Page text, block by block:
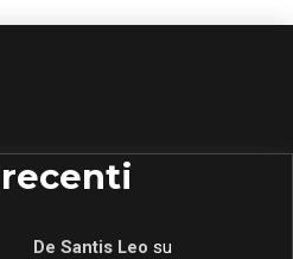
De Santis Leo su